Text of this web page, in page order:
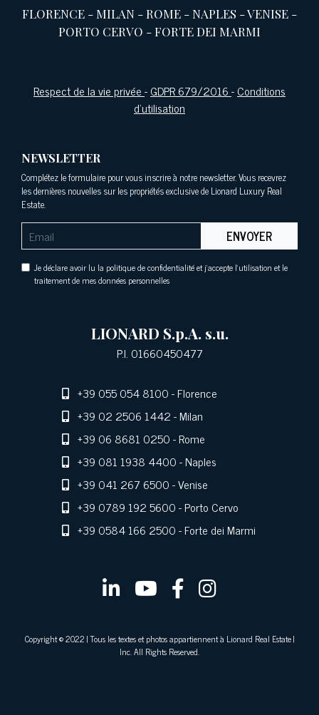
FLORENCE -MILAN -ROME -NAPLES -VENISE -
PORTO CERVO -FORTE DEI MARMI
Respect de la vie privée-GDPR 679/2016-Conditions
d'utilisation
NEWSLETTER
Complétez le formulaire pour vous inscrire à notre newsletter. Vous recevrez
les dernières nouvelles sur les propriétés exclusive de Lionard Luxury Real
Estate.
ENVOYER
Je déclare avoir lu la politique de confidentialité et j'accepte l'utilisation et le
traitement de mes données personnelles
LIONARD S.p.A. s.u.
P.I. 01660450477
+39 055 054 8100- Florence
+39 02 2506 1442- Milan
+39 06 8681 0250- Rome
+39 081 1938 4400- Naples
+39 041 267 6500- Venise
+39 0789 192 5600- Porto Cervo
+39 0584 166 2500- Forte dei Marmi
Copyright © 2022 | Tous les textes et photos appartiennent à Lionard Real Estate |
Inc. All Rights Reserved.